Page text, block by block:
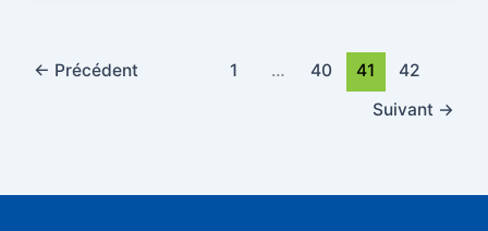
← Précédent 1 … 40 41
42
Suivant →